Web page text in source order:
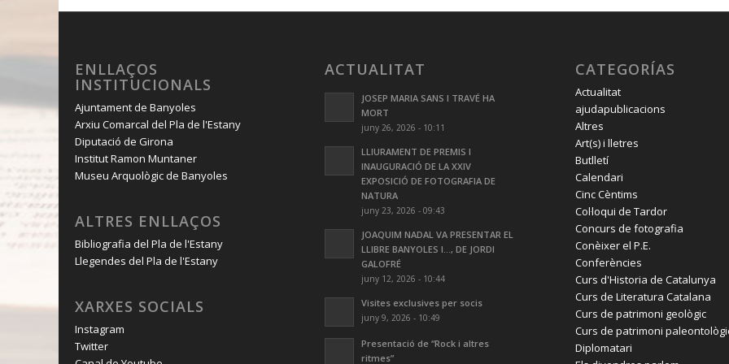
ENLLAÇOS
INSTITUCIONALS
Ajuntament de Banyoles
Arxiu Comarcal del Pla de l'Estany
Diputació de Girona
Institut Ramon Muntaner
Museu Arquològic de Banyoles
ALTRES ENLLAÇOS
Bibliografia del Pla de l'Estany
Llegendes del Pla de l'Estany
XARXES SOCIALS
Instagram
Twitter
ACTUALITAT
JOSEP MARIA SANS I TRAVÉ HA
MORT
juny 26, 2026 - 10:11
LLIURAMENT DE PREMIS I
INAUGURACIÓ DE LA XXIV
EXPOSICIÓ DE FOTOGRAFIA DE
NATURA
juny 23, 2026 - 09:43
JOAQUIM NADAL VA PRESENTAR EL
LLIBRE BANYOLES I…, DE JORDI
GALOFRÉ
juny 12, 2026 - 10:44
Visites exclusives per socis
juny 9, 2026 - 10:49
Presentació de “Rock i altres
ritmes”
CATEGORÍAS
Actualitat
ajudapublicacions
Altres
Art(s) i lletres
Butlletí
Calendari
Cinc Cèntims
Col·loqui de Tardor
Concurs de fotografia
Conèixer el P.E.
Conferències
Curs d'Historia de Catalunya
Curs de Literatura Catalana
Curs de patrimoni geològic
Curs de patrimoni
Diplomatari